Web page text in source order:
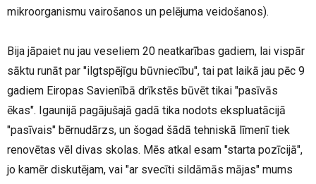
mikroorganismu vairošanos un pelējuma veidošanos).
Bija jāpaiet nu jau veseliem 20 neatkarības gadiem, lai vispār
sāktu runāt par "ilgtspējīgu būvniecību", tai pat laikā jau pēc 9
gadiem Eiropas Savienībā drīkstēs būvēt tikai "pasīvās
ēkas". Igaunijā pagājušajā gadā tika nodots ekspluatācijā
"pasīvais" bērnudārzs, un šogad šādā tehniskā līmenī tiek
renovētas vēl divas skolas. Mēs atkal esam "starta pozīcijā",
jo kamēr diskutējam, vai "ar svecīti sildāmās mājas" mums